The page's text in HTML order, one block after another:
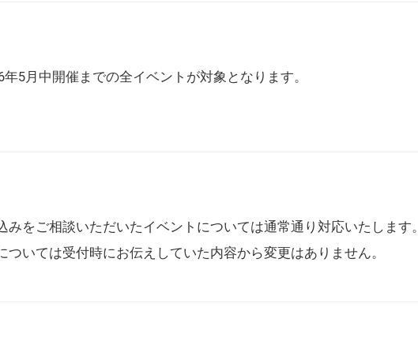
5月中開催までの全イベントが対象となります。
をご相談いただいたイベントについては通常通り対応いたします。
いては受付時にお伝えしていた内容から変更はありません。